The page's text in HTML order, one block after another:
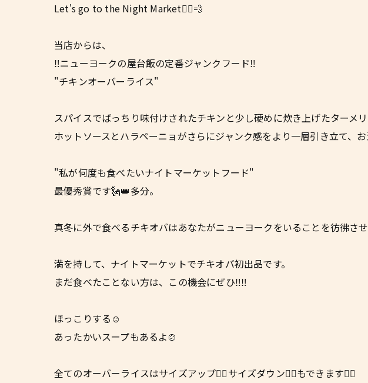
Let's go to the Night Market🏃‍♂️💨
当店からは、
‼️ニューヨークの屋台飯の定番ジャンクフード‼️
"チキンオーバーライス"
スパイスでばっちり味付けされたチキンと少し硬めに炊き上げたターメ
ホットソースとハラペーニョがさらにジャンク感をより一層引き立て、
"私が何度も食べたいナイトマーケットフード"
最優秀賞です🗽👑多分。
真冬に外で食べるチキオバはあなたがニューヨークをいることを彷彿させ
満を持して、ナイトマーケットでチキオバ初出品です。
まだ食べたことない方は、この機会にぜひ‼️‼️
ほっこりする☺️
あったかいスープもあるよ🍲
全てのオーバーライスはサイズアップ☝🏼サイズダウン👇🏼もできます👍🏼